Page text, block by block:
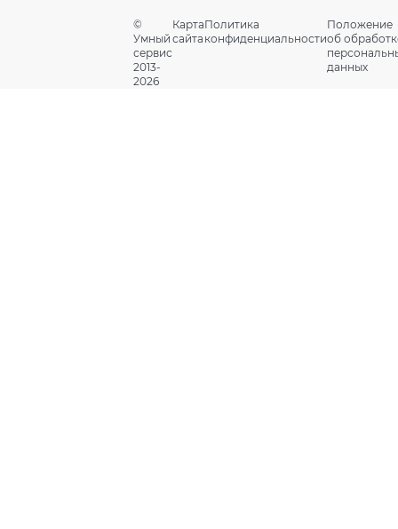
©
Умный
сервис
2013-
2026
Карта
сайта
Политика
конфиденциальности
Положение
об
данных